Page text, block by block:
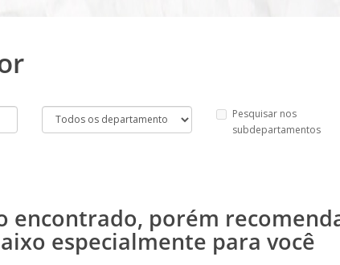
Pesquisar nos
subdepartamentos
encontrado, porém
especialmente para você